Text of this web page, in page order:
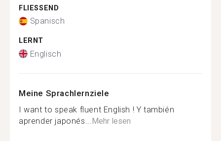
FLIESSEND
Spanisch
LERNT
Englisch
Meine Sprachlernziele
I want to speak fluent English ! Y también
aprender japonés... Mehr lesen